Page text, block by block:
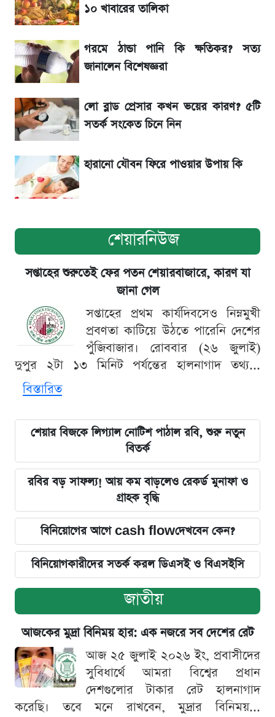
লাফিয়ে বাড়ল স্বর্ণের দাম, এক মাসের মধ্যে সর্বোচ্চ
রেকর্ড
৬ আগস্ট দেশের বাজারে স্বর্ণের দাম
শেখ হাসিনার বক্তব্য ঘিরে ভারতকে কড়া বার্তা
বাংলাদেশের
১০ খাবারের তালিকা
গরমে ঠান্ডা পানি কি ক্ষতিকর? সত্য
জানালেন বিশেষজ্ঞরা
লো ব্লাড প্রেসার কখন ভয়ের কারণ? ৫টি
সতর্ক সংকেত চিনে নিন
হারানো যৌবন ফিরে পাওয়ার উপায় কি
শেয়ারনিউজ
সপ্তাহের শুরুতেই ফের পতন শেয়ারবাজারে, কারণ যা
জানা গেল
সপ্তাহের প্রথম কার্যদিবসেও নিম্নমুখী
প্রবণতা কাটিয়ে উঠতে পারেনি দেশের
পুঁজিবাজার। রোববার (২৬ জুলাই)
দুপুর ২টা ১৩ মিনিট পর্যন্তের হালনাগাদ তথ্য...
বিস্তারিত
শেয়ার বিজকে লিগ্যাল নোটিশ পাঠাল রবি, শুরু নতুন
বিতর্ক
রবির বড় সাফল্য! আয় কম বাড়লেও রেকর্ড মুনাফা ও
গ্রাহক বৃদ্ধি
বিনিয়োগের আগে cash flowদেখবেন কেন?
বিনিয়োগকারীদের সতর্ক করল ডিএসই ও বিএসইসি
জাতীয়
আজকের মুদ্রা বিনিময় হার: এক নজরে সব দেশের রেট
আজ ২৫ জুলাই ২০২৬ ইং, প্রবাসীদের
সুবিধার্থে আমরা বিশ্বের প্রধান
দেশগুলোর টাকার রেট হালনাগাদ
করেছি। তবে মনে রাখবেন, মুদ্রার বিনিময়...